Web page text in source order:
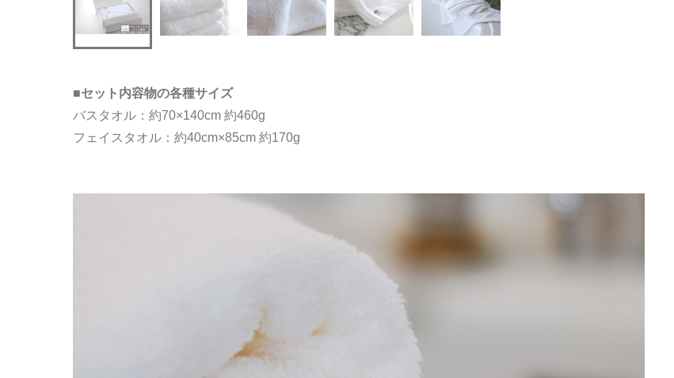
■セット内容物の各種サイズ
バスタオル：約70×140cm 約460g
フェイスタオル：約40cm×85cm 約170g